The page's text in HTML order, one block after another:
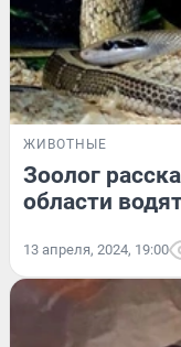
ЖИВОТНЫЕ
Зоолог
области
13 апреля, 2024, 19:00